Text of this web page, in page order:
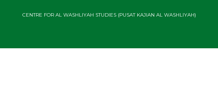
CENTRE FOR AL WASHLIYAH STUDIES (PUSAT KAJIAN AL WASHLIYAH)